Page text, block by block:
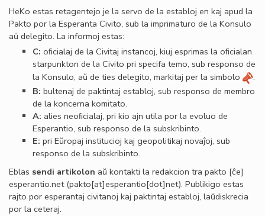
HeKo estas retagentejo je la servo de la establoj en kaj apud la
Pakto por la Esperanta Civito, sub la imprimaturo de la Konsulo
aŭ delegito. La informoj estas:
C: oﬁcialaj de la Civitaj instancoj, kiuj esprimas la oﬁcialan
starpunkton de la Civito pri specifa temo, sub responso de
la Konsulo, aŭ de ties delegito, markitaj per la simbolo
.
B: bultenaj de paktintaj establoj, sub responso de membro
de la koncerna komitato.
A: alies neoﬁcialaj, pri kio ajn utila por la evoluo de
Esperantio, sub responso de la subskribinto.
E: pri Eŭropaj institucioj kaj geopolitikaj novaĵoj, sub
responso de la subskribinto.
Eblas sendi artikolon aŭ kontakti la redakcion tra pakto [ĉe]
esperantio.net(pakto[at]esperantio[dot]net). Publikigo estas
rajto por esperantaj civitanoj kaj paktintaj establoj, laŭdiskrecia
por la ceteraj.